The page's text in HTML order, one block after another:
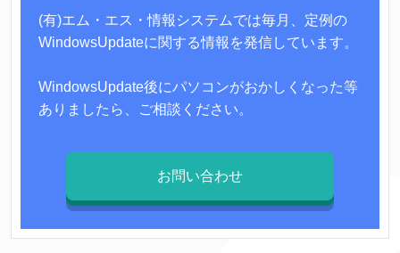
(有)エム・エス・情報システムでは毎月、定例の
WindowsUpdateに関する情報を発信しています。
WindowsUpdate後にパソコンがおかしくなった等
ありましたら、ご相談ください。
お問い合わせ